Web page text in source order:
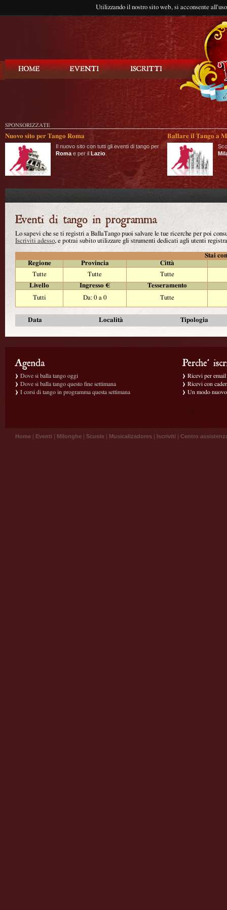
Utilizzando il nostro sito web, si acconsente
SPONSORIZZATE
Nuovo sito per Tango Roma
Il nuovo sito con tutti gli eventi di tango per
Roma e per il Lazio
Ballare il Tango a
Lo sapevi che se ti registri a BallaTango puoi salvare le tue ricerche per poi
Iscriviti adesso, e potrai subito utilizzare gli strumenti dedicati agli utenti
Stai
Regione
Provincia
Città
Tutte
Tutte
Tutte
Livello
Ingresso €
Tesseramento
Tutti
Da: 0 a 0 Tutte
Data Località Tipologia
Dove si balla tango oggi
Dove si balla tango questo fine settimana
I corsi di tango in programma questa settimana
Ricevi per
Ricevi con
Un modo
Home | Eventi | Milonghe | Scuole | Musicalizadores | Iscriviti | Centro